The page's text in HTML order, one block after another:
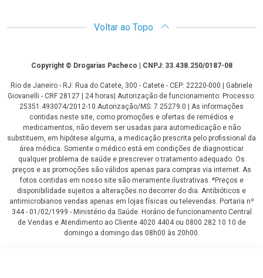
Voltar ao Topo
CopyrightCopyright © Drogarias Pacheco | CNPJ: 33.438.250/0187-08
Rio de Janeiro - RJ: Rua do Catete, 300 - Catete - CEP: 22220-000 | Gabriele
Giovanelli - CRF 28127 | 24 horas| Autorização de funcionamento: Processo:
25351.493074/2012-10 Autorização/MS: 7.25279.0 | As informações
contidas neste site, como promoções e ofertas de remédios e
medicamentos, não devem ser usadas para automedicação e não
substituem, em hipótese alguma, a medicação prescrita pelo profissional da
área médica. Somente o médico está em condições de diagnosticar
qualquer problema de saúde e prescrever o tratamento adequado. Os
preços e as promoções são válidos apenas para compras via internet. As
fotos contidas em nosso site são meramente ilustrativas. *Preços e
disponibilidade sujeitos a alterações no decorrer do dia. Antibióticos e
antimicrobianos vendas apenas em lojas físicas ou televendas. Portaria nº
344 - 01/02/1999 - Ministério da Saúde. Horário de funcionamento Central
de Vendas e Atendimento ao Cliente 4020 4404 ou 0800 282 10 10 de
domingo a domingo das 08h00 às 20h00.